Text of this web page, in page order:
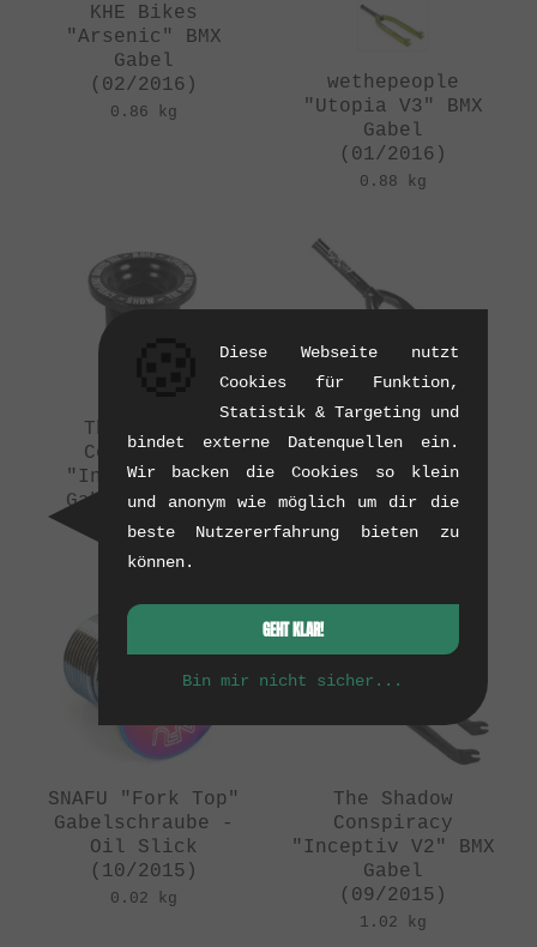
KHE Bikes
"Arsenic" BMX
Gabel
(02/2016)
0.86 kg
wethepeople
"Utopia V3" BMX
Gabel
(01/2016)
0.88 kg
The Shadow
Conspiracy
"Inceptiv V2"
Gabelschraube
(11/2015)
0.02 kg
Conspiracy
"Captive V2" BMX
Gabel
(11/2015)
SNAFU "Fork Top"
Gabelschraube -
Oil Slick
(10/2015)
0.02 kg
The Shadow
Conspiracy
"Inceptiv V2" BMX
Gabel
(09/2015)
1.02 kg
Diese Webseite nutzt
Cookies für Funktion,
Statistik & Targeting und
bindet externe Datenquellen ein.
Wir backen die Cookies so klein
und anonym wie möglich um dir die
beste Nutzererfahrung bieten zu
können.
GEHT KLAR!
Bin mir nicht sicher...